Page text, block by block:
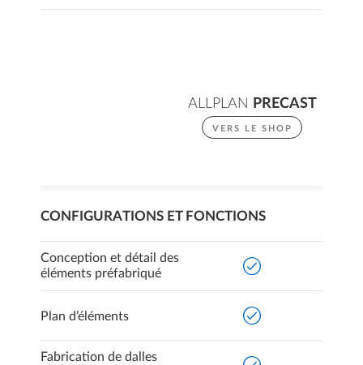
ALLPLAN PRECAST
VERS LE SHOP
CONFIGURATIONS ET FONCTIONS
Conception et détail des
éléments préfabriqué
Plan d’éléments
Fabrication de dalles